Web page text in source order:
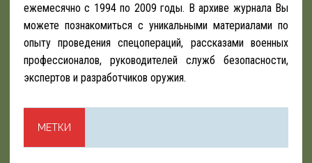
ежемесячно с 1994 по 2009 годы. В архиве журнала Вы
можете познакомиться с уникальными материалами по
опыту проведения спецопераций, рассказами военных
профессионалов, руководителей служб безопасности,
экспертов и разработчиков оружия.
МЕТКИ